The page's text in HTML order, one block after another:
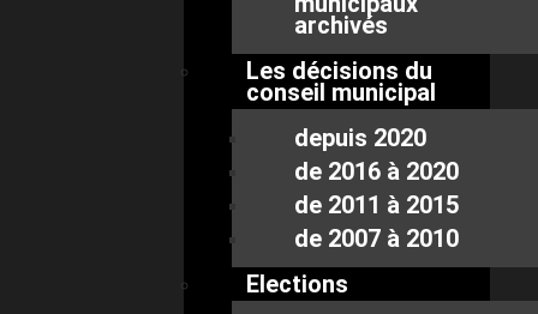
archivés
Les décisions du
conseil municipal
depuis 2020
de 2016 à 2020
de 2011 à 2015
de 2007 à 2010
Elections